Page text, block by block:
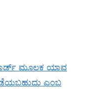
ಮೂಲಕ ಯಾವ
ಎಂಬ